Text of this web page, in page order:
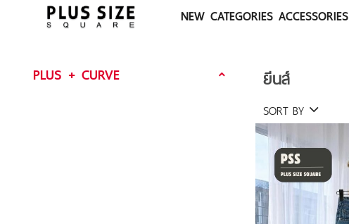
NEW CATEGORIES ACCESSORIES
PLUS + CURVE ยีนส์
SORT BY